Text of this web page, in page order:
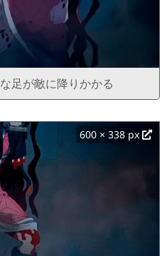
足が敵に降りかかる
600 × 338 px